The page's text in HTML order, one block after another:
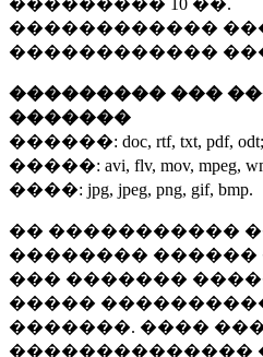
��������� 10 ��.
������������
������������
��������� ���
�������
������: doc, rtf, txt, pdf, odt;
�����: avi, flv, mov, mpeg,
����: jpg, jpeg, png, gif, bmp.
�� �����������
�������� ������
��� �������
�����
�������. ����
��������������